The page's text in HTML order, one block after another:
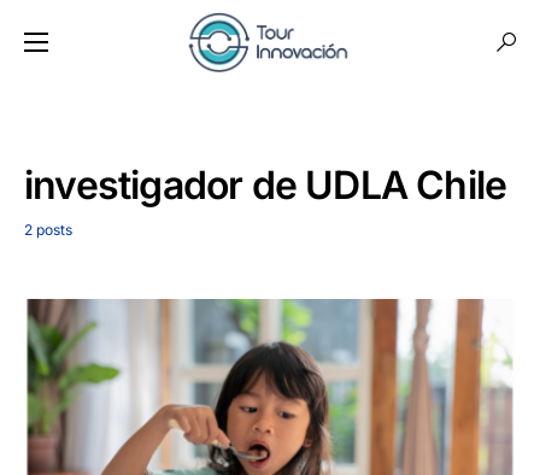
investigador de UDLA Chile
2 posts